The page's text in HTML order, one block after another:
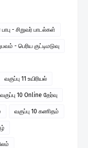
- சிறுவர் பாடல்கள்
- பெரிய குட்டிமடுவு
வகுப்பு 11 உயிரியல்
வகுப்பு 10 Online தேர்வு
வகுப்பு 10 கணிதம்